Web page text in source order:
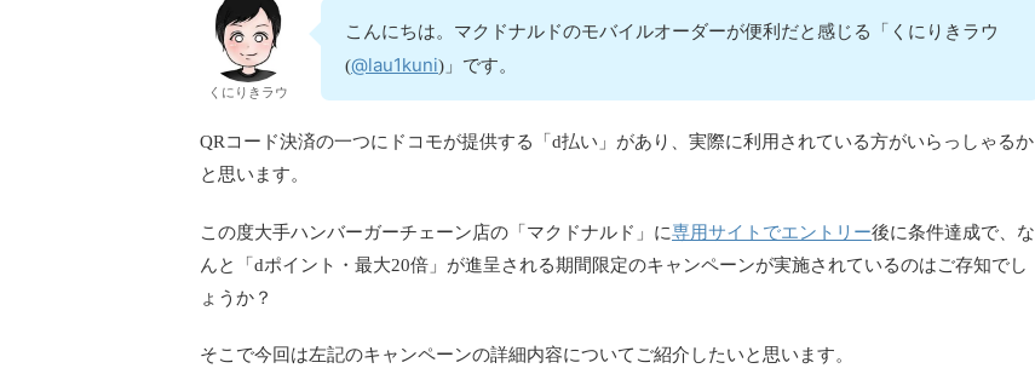
くにりきラウ
こんにちは。マクドナルドのモバイルオーダーが便利だと感じる「くにりきラウ
(@lau1kuni)」です。
QRコード決済の一つにドコモが提供する「d払い」があり、実際に利用されている方がいらっしゃるか
と思います。
この度大手ハンバーガーチェーン店の「マクドナルド」に専用サイトでエントリー後に条件達成で、な
んと「dポイント・最大20倍」が進呈される期間限定のキャンペーンが実施されているのはご存知でし
ょうか？
そこで今回は左記のキャンペーンの詳細内容についてご紹介したいと思います。